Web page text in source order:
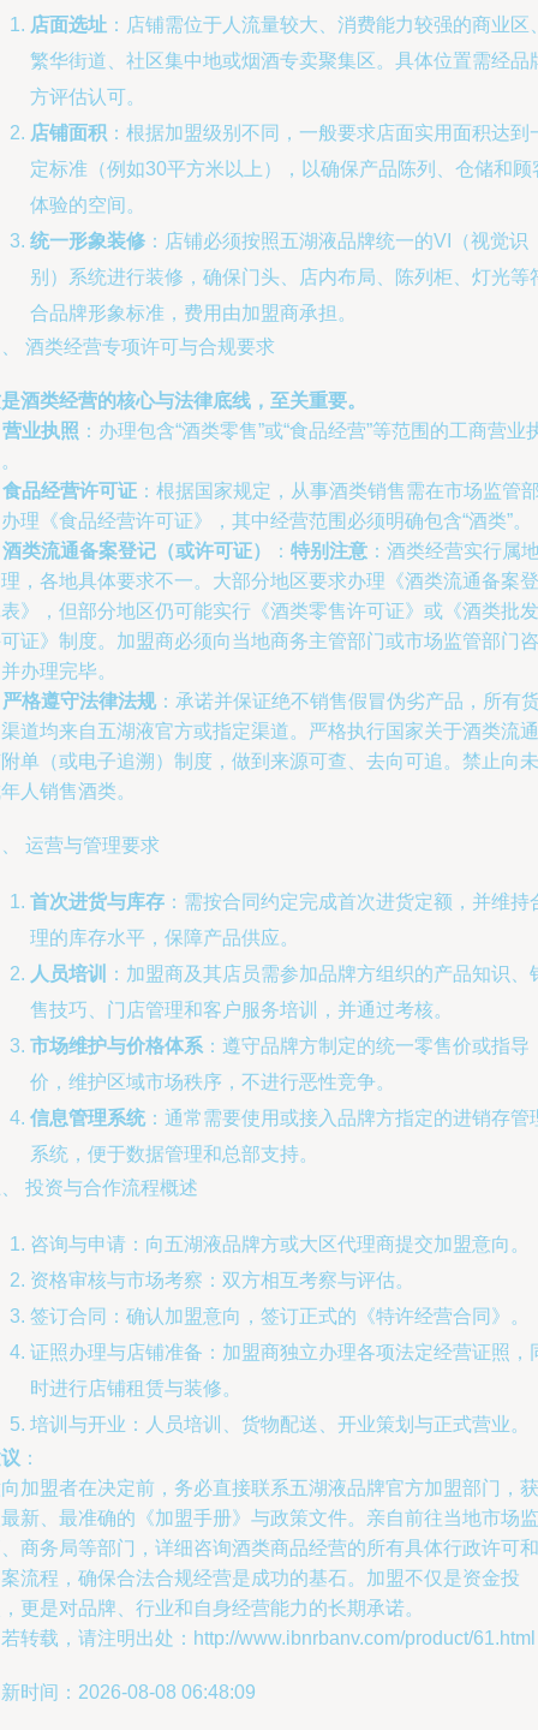
店面选址 ：店铺需位于人流量较大、消费能力较强的商业区
繁华街道、社区集中地或烟酒专卖聚集区。具体位置需经品
方评估认可。
店铺面积 ：根据加盟级别不同，一般要求店面实用面积达到
定标准（例如30平方米以上），以确保产品陈列、仓储和顾
体验的空间。
统一形象装修 ：店铺必须按照五湖液品牌统一的VI（视觉识
别）系统进行装修，确保门头、店内布局、陈列柜、灯光等
合品牌形象标准，费用由加盟商承担。
酒类经营专项许可与合规要求
酒类经营的核心与法律底线，至关重要。
营业执照 ：办理包含“酒类零售”或“食品经营”等范围的工商营业
食品经营许可证 ：根据国家规定，从事酒类销售需在市场监管
理《食品经营许可证》，其中经营范围必须明确包含“酒类”。
酒类流通备案登记（或许可证） ： 特别注意 ：酒类经营实行属
，各地具体要求不一。大部分地区要求办理《酒类流通备案登
》，但部分地区仍可能实行《酒类零售许可证》或《酒类批发
证》制度。加盟商必须向当地商务主管部门或市场监管部门咨
办理完毕。
严格遵守法律法规 ：承诺并保证绝不销售假冒伪劣产品，所有
道均来自五湖液官方或指定渠道。严格执行国家关于酒类流通
单（或电子追溯）制度，做到来源可查、去向可追。禁止向未
人销售酒类。
运营与管理要求
首次进货与库存 ：需按合同约定完成首次进货定额，并维持
理的库存水平，保障产品供应。
人员培训
：加盟商及其店员需参加品牌方组织的产品知识、
售技巧、门店管理和客户服务培训，并通过考核。
市场维护与价格体系 ：遵守品牌方制定的统一零售价或指导
价，维护区域市场秩序，不进行恶性竞争。
信息管理系统：通常需要使用或接入品牌方指定的进销存管
系统，便于数据管理和总部支持。
投资与合作流程概述
咨询与申请：向五湖液品牌方或大区代理商提交加盟意向。
资格审核与市场考察：双方相互考察与评估。
签订合同：确认加盟意向，签订正式的《特许经营合同》。
证照办理与店铺准备：加盟商独立办理各项法定经营证照，
时进行店铺租赁与装修。
培训与开业：人员培训、货物配送、开业策划与正式营业。
：
加盟者在决定前，务必直接联系五湖液品牌官方加盟部门，获
新、最准确的《加盟手册》与政策文件。亲自前往当地市场监
商务局等部门，详细咨询酒类商品经营的所有具体行政许可和
流程，确保合法合规经营是成功的基石。加盟不仅是资金投
更是对品牌、行业和自身经营能力的长期承诺。
转载，请注明出处：http://www.ibnrbanv.com/product/61.html
时间：2026-08-08 06:48:09